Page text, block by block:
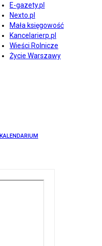
E-gazety.pl
Nexto.pl
Mała księgowość
Kancelarierp.pl
Wieści Rolnicze
Życie Warszawy
KALENDARIUM